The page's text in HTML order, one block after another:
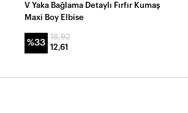
V Yaka Bağlama Detaylı Fırfır Kumaş
Maxi Boy Elbise
%33
18,92
12,61